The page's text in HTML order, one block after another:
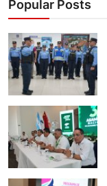
Popular Posts